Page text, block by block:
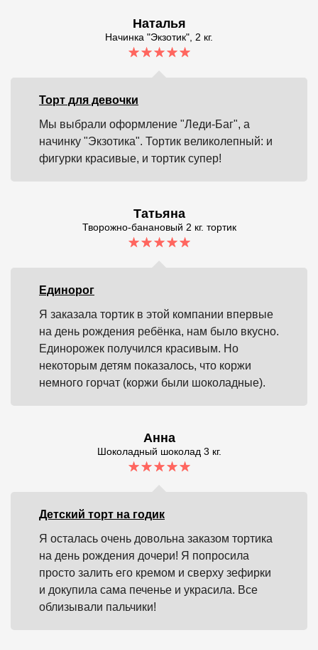
Наталья
Начинка "Экзотик", 2 кг.
Торт для девочки
Мы выбрали оформление "Леди-Баг", а
начинку "Экзотика". Тортик великолепный: и
фигурки красивые, и тортик супер!
Татьяна
Творожно-банановый 2 кг. тортик
Единорог
Я заказала тортик в этой компании впервые
на день рождения ребёнка, нам было вкусно.
Единорожек получился красивым. Но
некоторым детям показалось, что коржи
немного горчат (коржи были шоколадные).
Анна
Шоколадный шоколад 3 кг.
Детский торт на годик
Я осталась очень довольна заказом тортика
на день рождения дочери! Я попросила
просто залить его кремом и сверху зефирки
и докупила сама печенье и украсила. Все
облизывали пальчики!